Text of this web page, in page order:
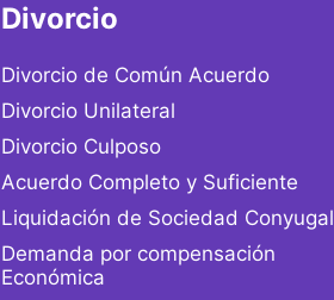
Divorcio
Divorcio de Común Acuerdo
Divorcio Unilateral
Divorcio Culposo
Acuerdo Completo y Suficiente
Liquidación de Sociedad Conyugal
Demanda por compensación
Económica